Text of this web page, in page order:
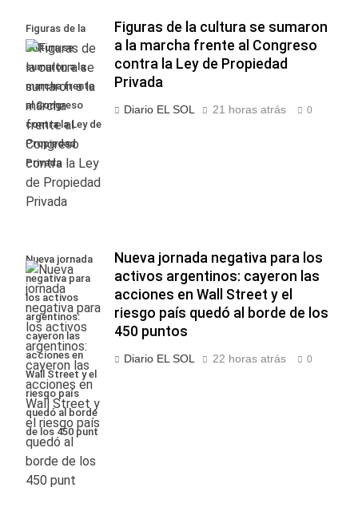
Figuras de la
cultura se
sumaron a la
marcha frente
al Congreso
contra la Ley de
Propiedad
Privada
Figuras de la cultura se sumaron
a la marcha frente al Congreso
contra la Ley de Propiedad
Privada
Diario EL SOL 21 horas atrás 0
Nueva jornada
negativa para
los activos
argentinos:
cayeron las
acciones en
Wall Street y el
riesgo país
quedó al borde
de los 450 punt
Nueva jornada negativa para los
activos argentinos: cayeron las
acciones en Wall Street y el
riesgo país quedó al borde de los
450 puntos
Diario EL SOL 22 horas atrás 0